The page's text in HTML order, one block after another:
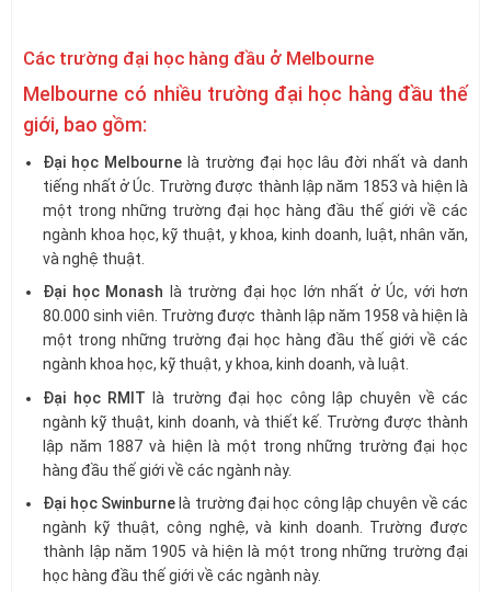
Các trường đại học hàng đầu ở Melbourne
Melbourne có nhiều trường đại học hàng đầu thế
giới, bao gồm:
Đại học Melbournelà trường đại học lâu đời nhất và danh
tiếng nhất ở Úc. Trường được thành lập năm 1853 và hiện là
một trong những trường đại học hàng đầu thế giới về các
ngành khoa học, kỹ thuật, y khoa, kinh doanh, luật, nhân văn,
và nghệ thuật.
Đại học Monash là trường đại học lớn nhất ở Úc, với hơn
80.000 sinh viên. Trường được thành lập năm 1958 và hiện là
một trong những trường đại học hàng đầu thế giới về các
ngành khoa học, kỹ thuật, y khoa, kinh doanh, và luật.
Đại học RMIT là trường đại học công lập chuyên về các
ngành kỹ thuật, kinh doanh, và thiết kế. Trường được thành
lập năm 1887 và hiện là một trong những trường đại học
hàng đầu thế giới về các ngành này.
Đại học Swinburnelà trường đại học công lập chuyên về các
ngành kỹ thuật, công nghệ, và kinh doanh. Trường được
thành lập năm 1905 và hiện là một trong những trường đại
học hàng đầu thế giới về các ngành này.